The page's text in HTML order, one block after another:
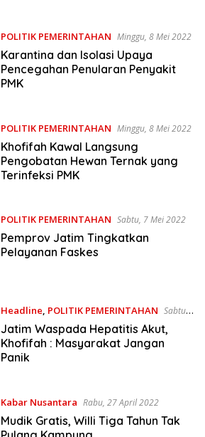
POLITIK PEMERINTAHAN Minggu, 8 Mei 2022
Karantina dan Isolasi Upaya
Pencegahan Penularan Penyakit
PMK
POLITIK PEMERINTAHAN Minggu, 8 Mei 2022
Khofifah Kawal Langsung
Pengobatan Hewan Ternak yang
Terinfeksi PMK
POLITIK PEMERINTAHAN Sabtu, 7 Mei 2022
Pemprov Jatim Tingkatkan
Pelayanan Faskes
Headline, POLITIK PEMERINTAHAN Sabtu,
7 Mei 2022
Jatim Waspada Hepatitis Akut,
Khofifah : Masyarakat Jangan
Panik
Kabar Nusantara Rabu, 27 April 2022
Mudik Gratis, Willi Tiga Tahun Tak